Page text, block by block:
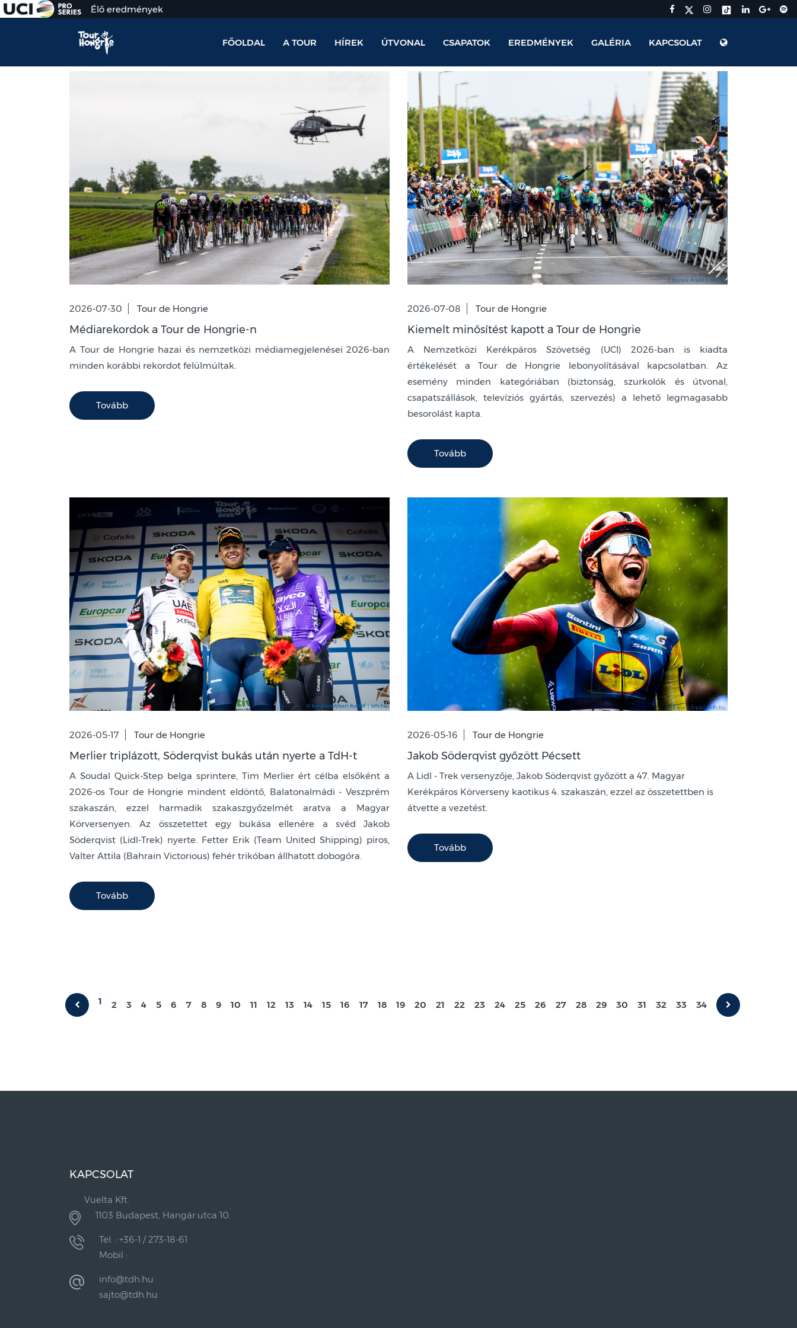
Élő eredmények
FŐOLDAL A TOUR HÍREK ÚTVONAL CSAPATOK EREDMÉNYEK GALÉRIA KAPCSOLAT
2026-07-30 Tour de Hongrie
Médiarekordok a Tour de Hongrie-n
A Tour de Hongrie hazai és nemzetközi médiamegjelenései 2026-ban
minden korábbi rekordot felülmúltak.
Tovább
2026-07-08 Tour de Hongrie
Kiemelt minősítést kapott a Tour de Hongrie
A Nemzetközi Kerékpáros Szövetség (UCI) 2026-ban is kiadta
értékelését a Tour de Hongrie lebonyolításával kapcsolatban. Az
esemény minden kategóriában (biztonság, szurkolók és útvonal,
csapatszállások, televíziós gyártás, szervezés) a lehető legmagasabb
besorolást kapta.
Tovább
2026-05-17 Tour de Hongrie
Merlier triplázott, Söderqvist bukás után nyerte a TdH-t
A Soudal Quick-Step belga sprintere, Tim Merlier ért célba elsőként a
2026-os Tour de Hongrie mindent eldöntő, Balatonalmádi - Veszprém
szakaszán, ezzel harmadik szakaszgyőzelmét aratva a Magyar
Körversenyen. Az összetettet egy bukása ellenére a svéd Jakob
Söderqvist (Lidl-Trek) nyerte. Fetter Erik (Team United Shipping) piros,
Valter Attila (Bahrain Victorious) fehér trikóban állhatott dobogóra.
Tovább
2026-05-16 Tour de Hongrie
Jakob Söderqvist győzött Pécsett
A Lidl - Trek versenyzője, Jakob Söderqvist győzött a 47. Magyar
Kerékpáros Körverseny kaotikus 4. szakaszán, ezzel az összetettben is
átvette a vezetést.
Tovább
1 2 3 4 5 6 7 8 9 10 11 12 13 14 15 16 17 18 19 20 21 22 23 24 25 26 27 28 29 30 31 32 33 34
KAPCSOLAT
Vuelta Kft.
1103 Budapest, Hangár utca 10.
Tel. : +36-1 / 273-18-61
Mobil :
info@tdh.hu
sajto@tdh.hu